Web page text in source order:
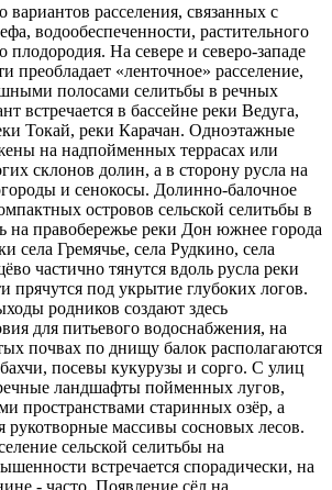
вариантов расселения, связанных с
водообеспеченности, растительного
плодородия. На севере и северо-западе
преобладает «ленточное» расселение,
полосами селитьбы в речных
встречается в бассейне реки Ведуга,
Токай, реки Карачан. Одноэтажные
на надпойменных террасах или
склонов долин, а в сторону русла на
и сенокосы. Долинно-балочное
островов сельской селитьбы в
на правобережье реки Дон южнее города
села Гремячье, села Рудкино, села
частично тянутся вдоль русла реки
прячутся под укрытие глубоких логов.
родников создают здесь
для питьевого водоснабжения, на
почвах по днищу балок располагаются
посевы кукурузы и сорго. С улиц
ландшафты пойменных лугов,
пространствами старинных озёр, а
рукотворные массивы сосновых лесов.
сельской селитьбы на
встречается спорадически, на
- часто. Появление сёл на